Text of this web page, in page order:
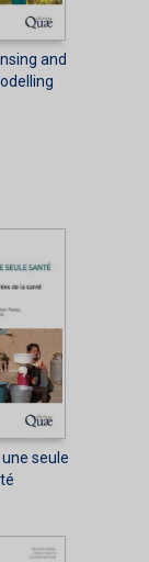
and
seule